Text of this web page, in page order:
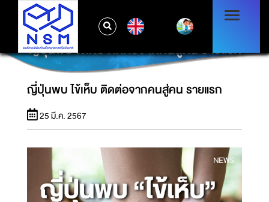
ญี่ปุ่นพบ ไข้เห็บ ติดต่อจากคนสู่คน รายแรก
ญี่ปุ่นพบ ไข้เห็บ ติดต่อจากคนสู่คน รายแรก
25 มี.ค. 2567